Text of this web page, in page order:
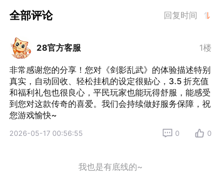
全部评论 回复时间
28官方客服 1楼
非常感谢您的分享！您对《剑影乱武》的体验描述特别
真实，自动回收、轻松挂机的设定很贴心，3.5 折充值
和福利礼包也很良心，平民玩家也能玩得舒服，能感受
到您对这款传奇的喜爱。我们会持续做好服务保障，祝
您游戏愉快~
2026-05-17 00:56:55 0 0
我也是有底线的~